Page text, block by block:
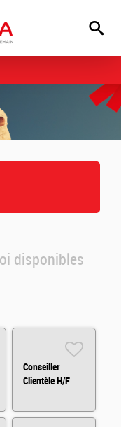
disponibles
Conseiller
Clientèle H/F